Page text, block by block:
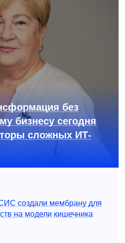
без
бизнесу сегодня
сложных ИТ-
создали мембрану для
на модели кишечника